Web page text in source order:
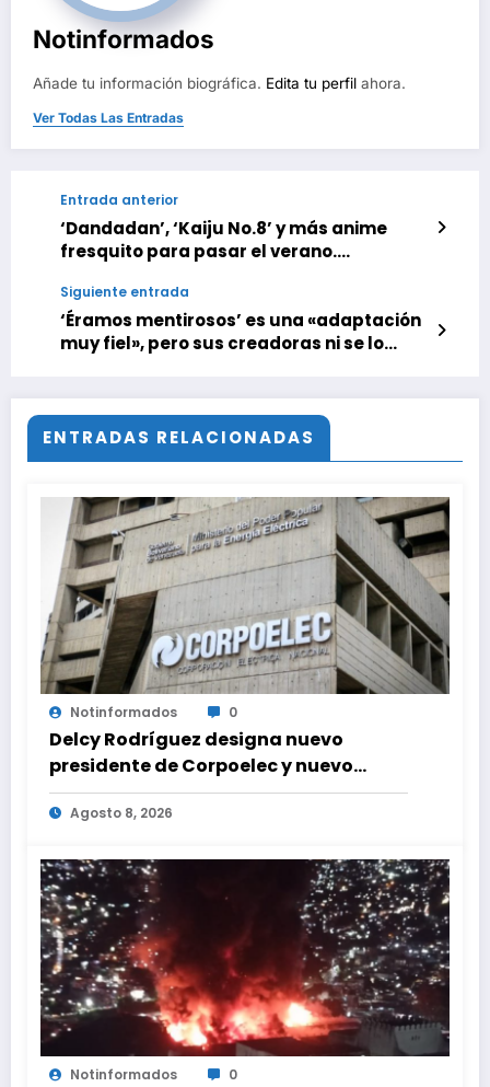
Notinformados
Añade tu información biográfica. Edita tu perfil ahora.
Ver Todas Las Entradas
Entrada anterior
‘Dandadan’, ‘Kaiju No.8’ y más anime
fresquito para pasar el verano.
que llegan a la plataforma a partir del
mes que viene
Siguiente entrada
‘Éramos mentirosos’ es una «adaptación
muy fiel», pero sus creadoras ni se lo
ENTRADAS RELACIONADAS
Notinformados 0
Delcy Rodríguez designa nuevo
presidente de Corpoelec y nuevo
viceministro de Servicios Eléctricos
Agosto 8, 2026
Notinformados 0